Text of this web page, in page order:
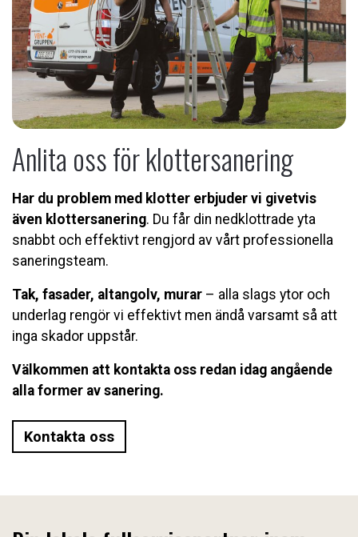
Anlita oss för klottersanering
Har du problem med klotter erbjuder vi givetvis
även klottersanering. Du får din nedklottrade yta
snabbt och effektivt rengjord av vårt professionella
saneringsteam.
Tak, fasader, altangolv, murar – alla slags ytor och
underlag rengör vi effektivt men ändå varsamt så att
inga skador uppstår.
Välkommen att kontakta oss redan idag angående
alla former av sanering.
Kontakta oss